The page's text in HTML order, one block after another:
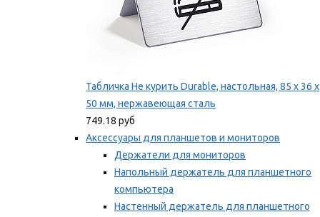
Табличка Не курить Durable, настольная, 85 x 36 x
50 мм, нержавеющая сталь
749.18 руб
Аксессуары для планшетов и мониторов
Держатели для мониторов
Напольный держатель для планшетного
компьютера
Настенный держатель для планшетного